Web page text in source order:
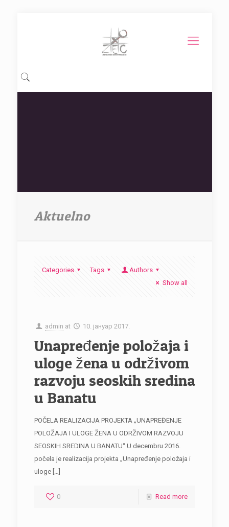
Aktuelno
Categories Tags
Authors
Show all
admin at 10. јануар 2017.
Unapređenje položaja i
uloge žena u održivom
razvoju seoskih sredina
u Banatu
POČELA REALIZACIJA PROJEKTA „UNAPREĐENJE
POLOŽAJA I ULOGE ŽENA U ODRŽIVOM RAZVOJU
SEOSKIH SREDINA U BANATU“ U decembru 2016.
počela je realizacija projekta „Unapređenje položaja i
uloge[…]
0 Read more